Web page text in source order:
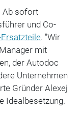
Ab sofort
und Co-
. "Wir
mit
der Autodoc
Unternehmen
Gründer Alexej
Idealbesetzung.